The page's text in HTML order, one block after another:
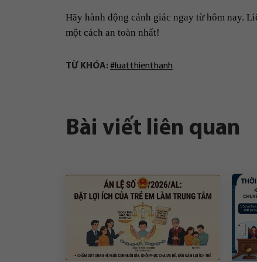
Hãy hành động cảnh giác ngay từ hôm nay.
một cách an toàn nhất!
TỪ KHÓA:#luatthienthanh
Bài viết liên quan